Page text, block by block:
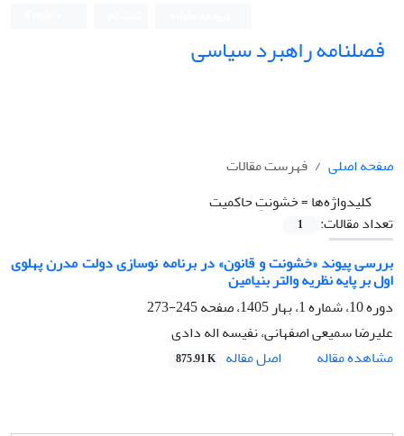
فصلنامه راهبرد سیاسی
صفحه اصلی
فهرست مقالات
کلیدواژه‌ها =خشونتِ حاکمیت
تعداد مقالات:
1
بررسی پیوند «خشونت و قانون» در برنامه نوسازی دولت مدرن پهلوی
اول بر پایه نظریه والتر بنیامین
دوره 10، شماره 1، بهار 1405، صفحه
245-273
علیرضا سمیعی اصفهانی، نفیسه اله دادی
مشاهده مقاله
اصل مقاله 875.91 K